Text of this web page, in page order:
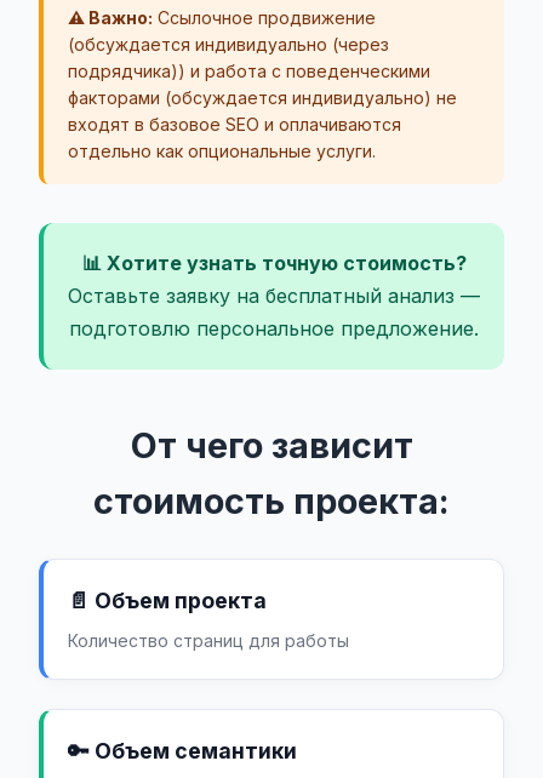
⚠️ Важно: Ссылочное продвижение
(обсуждается индивидуально (через
подрядчика)) и работа с поведенческими
факторами (обсуждается индивидуально) не
входят в базовое SEO и оплачиваются
отдельно как опциональные услуги.
📊 Хотите узнать точную стоимость?
Оставьте заявку на бесплатный анализ —
подготовлю персональное предложение.
От чего зависит
стоимость проекта:
📄 Объем проекта
Количество страниц для работы
🔑 Объем семантики